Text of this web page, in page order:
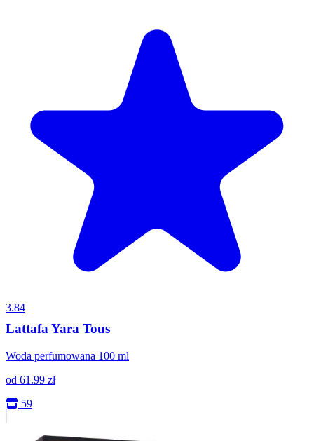
3.84
Lattafa Yara Tous
Woda perfumowana 100 ml
od 61.99 zł
59